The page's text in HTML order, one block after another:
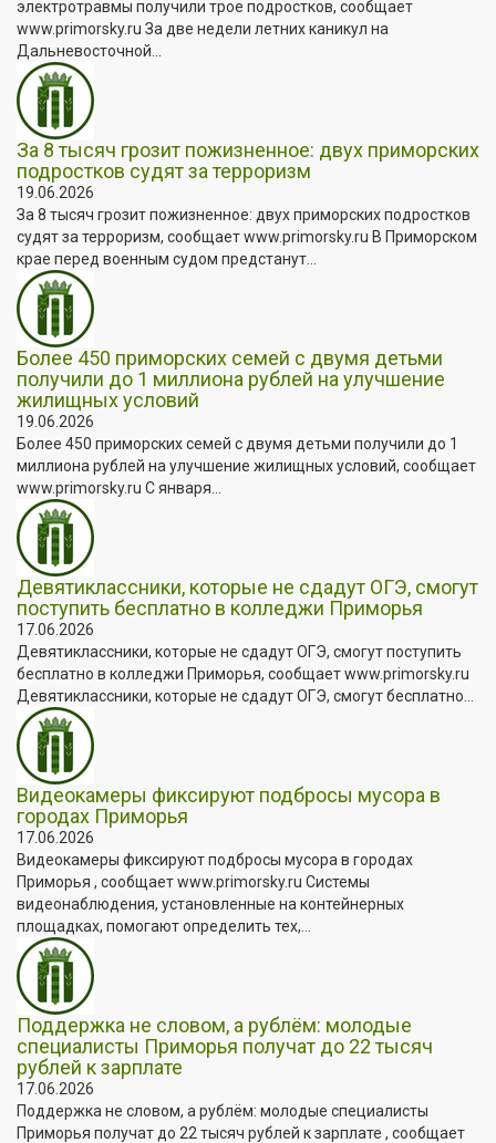
электротравмы получили трое подростков, сообщает
www.primorsky.ru За две недели летних каникул на
Дальневосточной...
За 8 тысяч грозит пожизненное: двух приморских
подростков судят за терроризм
19.06.2026
За 8 тысяч грозит пожизненное: двух приморских подростков
судят за терроризм, сообщает www.primorsky.ru В Приморском
крае перед военным судом предстанут...
Более 450 приморских семей с двумя детьми
получили до 1 миллиона рублей на улучшение
жилищных условий
19.06.2026
Более 450 приморских семей с двумя детьми получили до 1
миллиона рублей на улучшение жилищных условий, сообщает
www.primorsky.ru С января...
Девятиклассники, которые не сдадут ОГЭ, смогут
поступить бесплатно в колледжи Приморья
17.06.2026
Девятиклассники, которые не сдадут ОГЭ, смогут поступить
бесплатно в колледжи Приморья, сообщает www.primorsky.ru
Девятиклассники, которые не сдадут ОГЭ, смогут бесплатно...
Видеокамеры фиксируют подбросы мусора в
городах Приморья
17.06.2026
Видеокамеры фиксируют подбросы мусора в городах
Приморья , сообщает www.primorsky.ru Системы
видеонаблюдения, установленные на контейнерных
площадках, помогают определить тех,...
Поддержка не словом, а рублём: молодые
специалисты Приморья получат до 22 тысяч
рублей к зарплате
17.06.2026
Поддержка не словом, а рублём: молодые специалисты
Приморья получат до 22 тысяч рублей к зарплате , сообщает